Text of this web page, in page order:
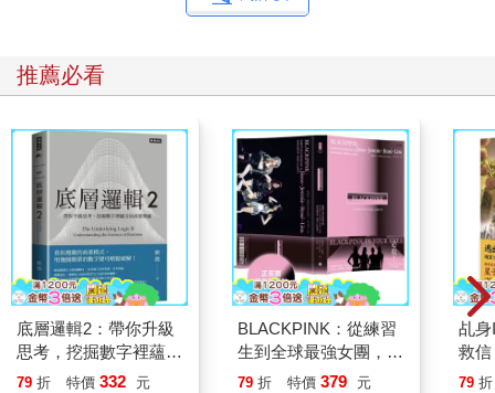
推薦必看
底層邏輯2：帶你升級
思考，挖掘數字裡蘊含
的商業寶藏
79 折 特價 332 元
BLACKPINK：從練習
生到全球最強女團，看
Jisoo、Jennie、
79 折 特價 379 元
乩身
救信
79 折